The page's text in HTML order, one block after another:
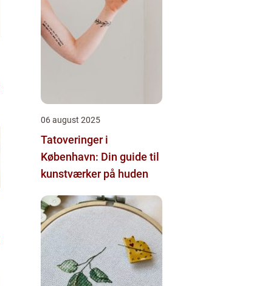
06 august 2025
Tatoveringer i
København: Din guide til
kunstværker på huden